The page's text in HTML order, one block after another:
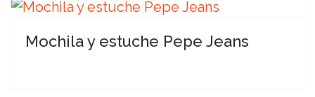
Mochila y estuche Pepe Jeans